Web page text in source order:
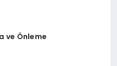
ve Önleme